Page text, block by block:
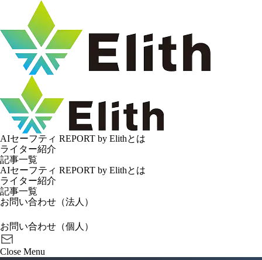
AIセーフティ REPORT by Elithとは
ライター紹介
記事一覧
AIセーフティ REPORT by Elithとは
ライター紹介
記事一覧
お問い合わせ（法人）
お問い合わせ（個人）
Close Menu